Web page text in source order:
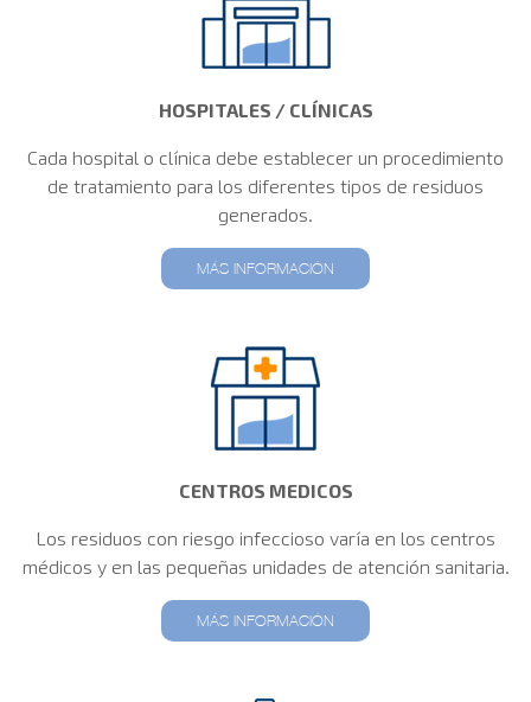
HOSPITALES / CLÍNICAS
Cada hospital o clínica debe establecer un procedimiento
de tratamiento para los diferentes tipos de residuos
generados.
MÁS INFORMACIÓN
CENTROS MEDICOS
Los residuos con riesgo infeccioso varía en los centros
médicos y en las pequeñas unidades de atención sanitaria.
MÁS INFORMACIÓN